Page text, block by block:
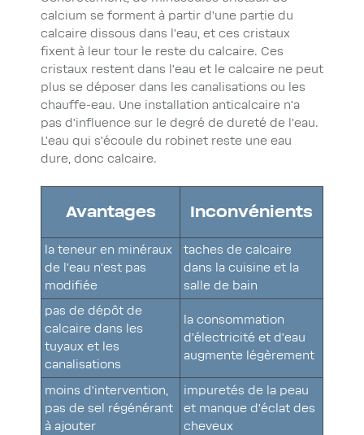
calcium se forment à partir d’une partie du
calcaire dissous dans l’eau, et ces cristaux
fixent à leur tour le reste du calcaire. Ces
cristaux restent dans l’eau et le calcaire ne peut
plus se déposer dans les canalisations ou les
chauffe-eau. Une installation anticalcaire n’a
pas d’influence sur le degré de dureté de l’eau.
L’eau qui s’écoule du robinet reste une eau
dure, donc calcaire.
Avantages Inconvénients
la teneur en minéraux
de l’eau n’est pas
modifiée
taches de calcaire
dans la cuisine et la
salle de bain
pas de dépôt de
calcaire dans les
tuyaux et les
canalisations
la consommation
d’électricité et d’eau
augmente légèrement
moins d’intervention,
pas de sel régénérant
à ajouter
impuretés de la peau
et manque d’éclat des
cheveux